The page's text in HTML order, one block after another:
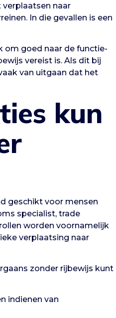
naar
In die gevallen is een
om goed naar de functie-
vereist is. Als dit bij
van uitgaan dat het
kun
geschikt voor mensen
specialist, trade
worden voornamelijk
verplaatsing naar
zonder rijbewijs kunt
indienen van